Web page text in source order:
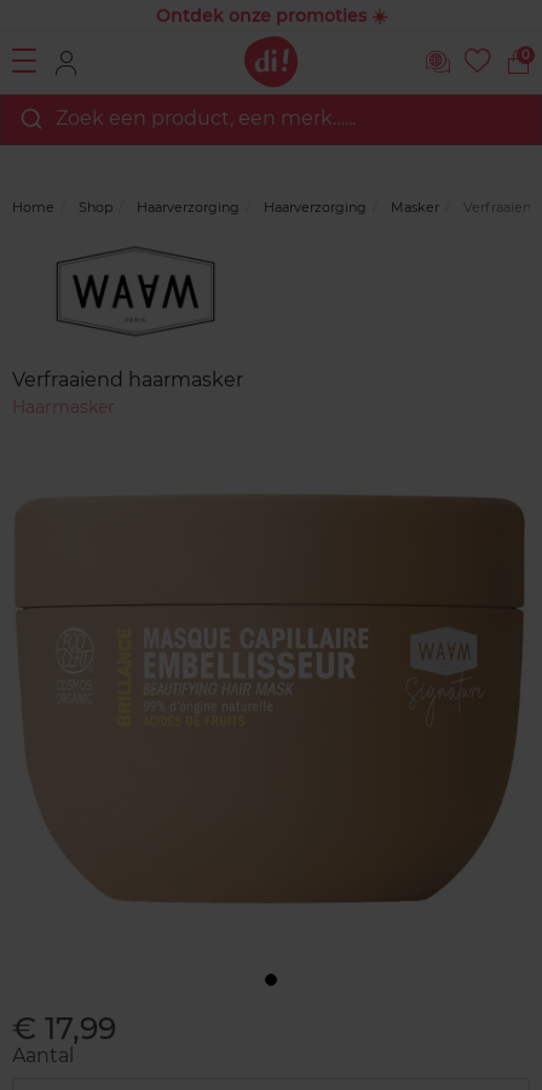
Ontdek onze promoties ☀️
0
Zoek een product, een merk…...
Home Shop Haarverzorging Haarverzorging Masker
Verfraaiend haarmasker
Haarmasker
€ 17,99
Aantal